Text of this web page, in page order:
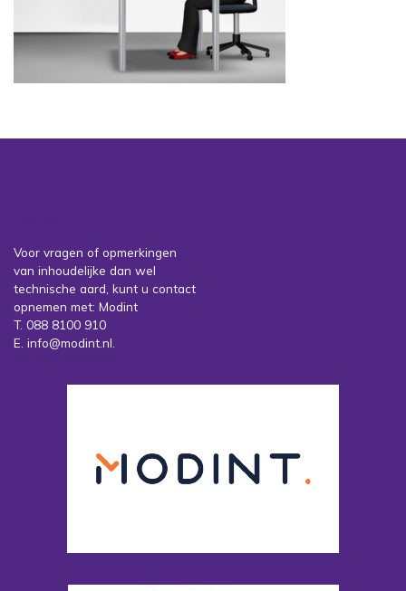
Voor vragen of opmerkingen
van inhoudelijke dan wel
technische aard, kunt u contact
opnemen met: Modint
T. 088 8100 910
E. info@modint.nl.